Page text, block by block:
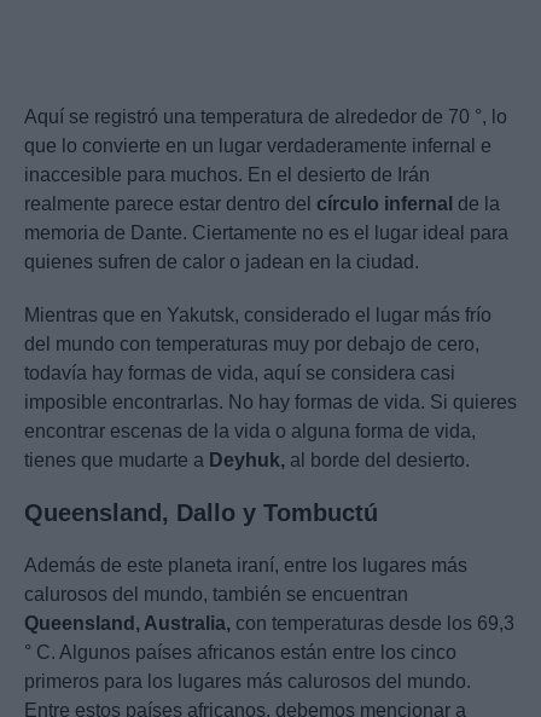
Aquí se registró una temperatura de alrededor de 70 °, lo
que lo convierte en un lugar verdaderamente infernal e
inaccesible para muchos. En el desierto de Irán
realmente parece estar dentro del círculo infernal de la
memoria de Dante. Ciertamente no es el lugar ideal para
quienes sufren de calor o jadean en la ciudad.
Mientras que en Yakutsk, considerado el lugar más frío
del mundo con temperaturas muy por debajo de cero,
todavía hay formas de vida, aquí se considera casi
imposible encontrarlas. No hay formas de vida. Si quieres
encontrar escenas de la vida o alguna forma de vida,
tienes que mudarte a Deyhuk, al borde del desierto.
Queensland, Dallo y Tombuctú
Además de este planeta iraní, entre los lugares más
calurosos del mundo, también se encuentran
Queensland, Australia, con temperaturas desde los 69,3
° C. Algunos países africanos están entre los cinco
primeros para los lugares más calurosos del mundo.
Entre estos países africanos, debemos mencionar a